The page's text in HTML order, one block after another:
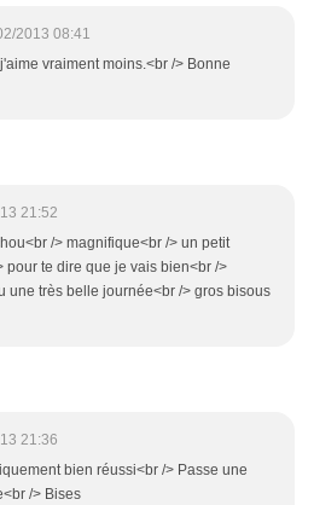
2013 08:41
vraiment moins.<br /> Bonne
21:52
/> magnifique<br /> un petit
pour te dire que je vais bien<br />
une très belle journée<br /> gros bisous
21:36
bien réussi<br /> Passe une
/> Bises